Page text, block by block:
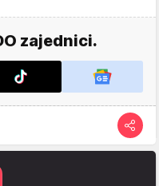
zajednici.